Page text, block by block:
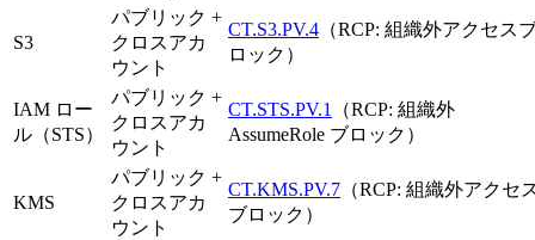
S3
パブリック +
クロスアカ
ウント
CT.S3.PV.4 （RCP: 組織外アクセス
ロック）
IAM ロー
ル（STS）
パブリック +
クロスアカ
ウント
CT.STS.PV.1
（RCP: 組織外
AssumeRole ブロック）
KMS
パブリック +
クロスアカ
ウント
CT.KMS.PV.7 （RCP: 組織外アクセ
ブロック）